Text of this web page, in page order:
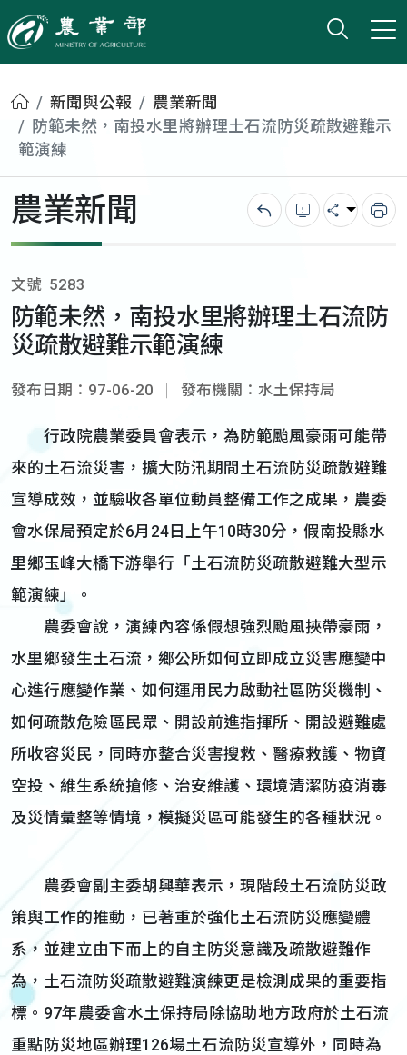
農業部
打開
小版
首頁新聞與公報
農業新聞
防範未然，南投水里將辦理土石流防災疏散避難示
範演練
農業新聞 回上一頁錯誤回報
分享 列
文號 5283
防範未然，南投水里將辦理土石流防
災疏散避難示範演練
發布日期：97-06-20 發布機關：水土保持局
行政院農業委員會表示，為防範颱風豪雨可能帶
來的土石流災害，擴大防汛期間土石流防災疏散避難
宣導成效，並驗收各單位動員整備工作之成果，農委
會水保局預定於6月24日上午10時30分，假南投縣水
里鄉玉峰大橋下游舉行「土石流防災疏散避難大型示
範演練」。
農委會說，演練內容係假想強烈颱風挾帶豪雨，
水里鄉發生土石流，鄉公所如何立即成立災害應變中
心進行應變作業、如何運用民力啟動社區防災機制、
如何疏散危險區民眾、開設前進指揮所、開設避難處
所收容災民，同時亦整合災害搜救、醫療救護、物資
空投、維生系統搶修、治安維護、環境清潔防疫消毒
及災情彙整等情境，模擬災區可能發生的各種狀況。
農委會副主委胡興華表示，現階段土石流防災政
策與工作的推動，已著重於強化土石流防災應變體
系，並建立由下而上的自主防災意識及疏散避難作
為，土石流防災疏散避難演練更是檢測成果的重要指
標。97年農委會水土保持局除協助地方政府於土石流
重點防災地區辦理126場土石流防災宣導外，同時為